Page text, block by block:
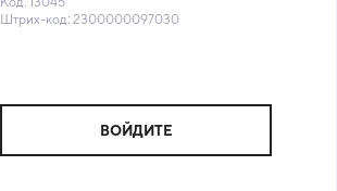
Штрих-код: 2300000097030
ВОЙДИТЕ